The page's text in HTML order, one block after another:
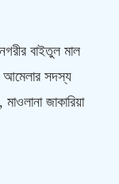
বাইতুল মাল
আমেলার সদস্য
জাকারিয়া